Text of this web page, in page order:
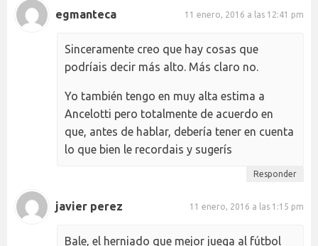
egmanteca 11 enero, 2016 a las 12:41 pm
Sinceramente creo que hay cosas que
podríais decir más alto. Más claro no.
Yo también tengo en muy alta estima a
Ancelotti pero totalmente de acuerdo en
que, antes de hablar, debería tener en cuenta
lo que bien le recordais y sugerís
Responder
javier perez 11 enero, 2016 a las 1:15 pm
Bale, el herniado que mejor juega al fútbol